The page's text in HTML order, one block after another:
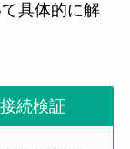
具体的に解
続検証